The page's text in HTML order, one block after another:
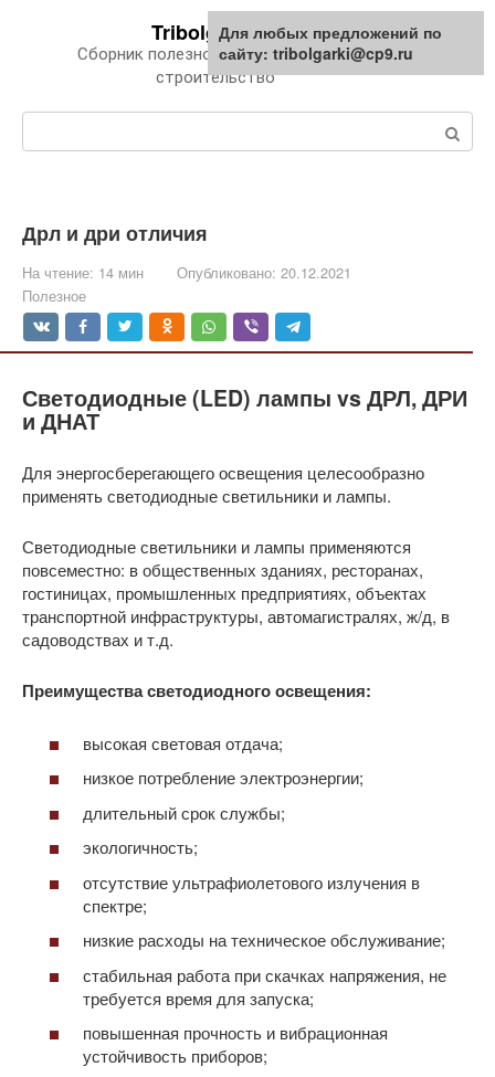
Tribolgarki.ru
Сборник полезной информации про
строительство
Дрл и дри отличия
На чтение: 14 мин Опубликовано: 20.12.2021
Полезное
Светодиодные (LED) лампы vs ДРЛ, ДРИ
и ДНАТ
Для энергосберегающего освещения целесообразно
применять светодиодные светильники и лампы.
Светодиодные светильники и лампы применяются
повсеместно: в общественных зданиях, ресторанах,
гостиницах, промышленных предприятиях, объектах
транспортной инфраструктуры, автомагистралях, ж/д, в
садоводствах и т.д.
Преимущества светодиодного освещения:
высокая световая отдача;
низкое потребление электроэнергии;
длительный срок службы;
экологичность;
отсутствие ультрафиолетового излучения в
спектре;
низкие расходы на техническое обслуживание;
стабильная работа при скачках напряжения, не
требуется время для запуска;
повышенная прочность и вибрационная
устойчивость приборов;
Для любых предложений по
сайту: tribolgarki@cp9.ru